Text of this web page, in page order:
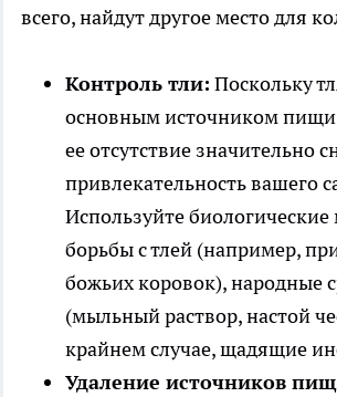
всего, найдут другое место для
Контроль тли: Поскольку
основным источником пищи
ее отсутствие значительно
привлекательность вашего
Используйте
борьбы с тлей (например,
божьих коровок), народные
(мыльный раствор, настой
крайнем случае, щадящие
Удаление источников